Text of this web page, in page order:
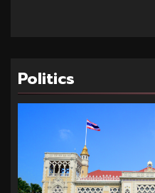
Politics